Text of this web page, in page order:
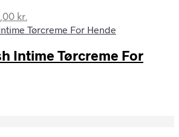
kr..
kr.
aktuelle
er:
100,00 kr..
Intime Tørcreme For